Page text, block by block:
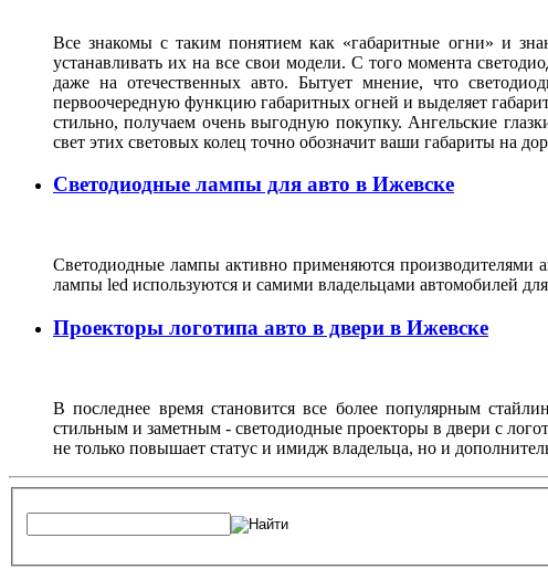
Все знакомы с таким понятием как «габаритные огни» и
устанавливать их на все свои модели. С того момента
даже на отечественных авто. Бытует мнение, что
первоочередную функцию габаритных огней и выделяет
стильно, получаем очень выгодную покупку. Ангельские
свет этих световых колец точно обозначит ваши габариты на
Светодиодные лампы для авто в Ижевске
Светодиодные лампы активно применяются производителями
лампы led используются и самими владельцами автомобилей
Проекторы логотипа авто в двери в Ижевске
В последнее время становится все более популярным
стильным и заметным - светодиодные проекторы в двери с
не только повышает статус и имидж владельца, но и